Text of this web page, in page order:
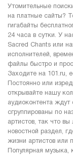
Утомительные
на платные сайты?
гигабайты
24 часа в сутки. У
Sacred Chants или
исполнителей,
файлы быстро и
Заходите на 101.ru,
Постоянно или
открывайте нашу
аудиоконтента
сгруппированы по
артистов, так что
новостной раздел,
жизни артистов или
Популярная музыка,